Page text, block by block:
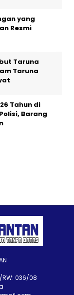
yang
Resmi
Taruna
Taruna
Tahun di
Barang
RW: 036/08